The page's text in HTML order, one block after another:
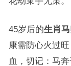
45岁后的生肖马
康需防心火过
血，切记：马